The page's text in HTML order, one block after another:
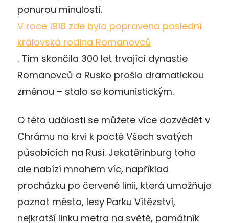
ponurou minulostí.
V roce 1918 zde byla popravena poslední
královská rodina Romanovců
. Tím skončila 300 let trvající dynastie
Romanovců a Rusko prošlo dramatickou
změnou – stalo se komunistickým.
O této události se můžete více dozvědět v
Chrámu na krvi k poctě Všech svatých
působících na Rusi. Jekatěrinburg toho
ale nabízí mnohem víc, například
procházku po červené linii, která umožňuje
poznat město, lesy Parku Vítězství,
nejkratší linku metra na světě, památník